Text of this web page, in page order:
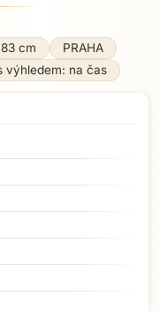
cm
PRAHA
výhledem: na čas